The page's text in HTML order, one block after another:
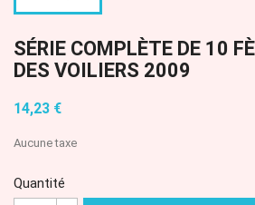
SÉRIE COMPLÈTE DE 10
DES VOILIERS 2009
14,23 €
Aucune taxe
Quantité